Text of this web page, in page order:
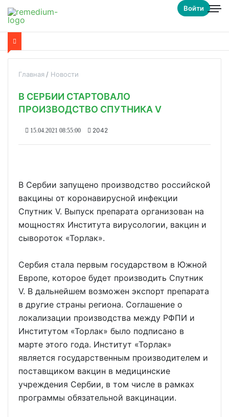
Войти
Главная Новости
В СЕРБИИ СТАРТОВАЛО
ПРОИЗВОДСТВО СПУТНИКА V
15.04.2021 08:55:00 2042
В Сербии запущено производство российской
вакцины от коронавирусной инфекции
Спутник V. Выпуск препарата организован на
мощностях Института вирусологии, вакцин и
сывороток «Торлак».
Сербия стала первым государством в Южной
Европе, которое будет производить Спутник
V. В дальнейшем возможен экспорт препарата
в другие страны региона. Соглашение о
локализации производства между РФПИ и
Институтом «Торлак» было подписано в
марте этого года. Институт «Торлак»
является государственным производителем и
поставщиком вакцин в медицинские
учреждения Сербии, в том числе в рамках
программы обязательной вакцинации.